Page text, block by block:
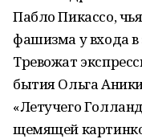
Пабло Пикассо,
фашизма у входа в
Тревожат
бытия Ольга
«Летучего
щемящей